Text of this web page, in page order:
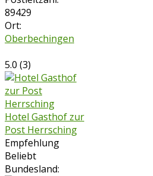
89429
Ort:
Oberbechingen
5.0 (3)
Hotel Gasthof zur
Post Herrsching
Empfehlung
Beliebt
Bundesland: